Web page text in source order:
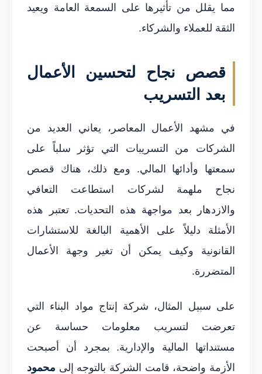
مما يقلل من تأثيرها على السمعة العامة ويعيد
الثقة للعملاء والشركاء.
قصص نجاح لتحسين الأعمال
بعد التسريب
في مشهد الأعمال المعاصر، يعاني العديد من
الشركات من التسريبات التي تؤثر سلباً على
سمعتها وأدائها المالي. ومع ذلك، هناك قصص
نجاح ملهمة لشركات استطاعت التعافي
والازدهار بعد مواجهة هذه التحديات. تعتبر هذه
الأمثلة دليلاً على الأهمية البالغة للاستشارات
القانونية وكيف يمكن أن تغير وجهة الأعمال
المتضررة.
على سبيل المثال، شركة إنتاج مواد البناء التي
تعرضت لتسريب معلومات حساسة عن
مستنداتها المالية والإدارية. بمجرد أن أصبحت
الأزمة واضحة، قامت الشركة بالتوجه إلى محمود